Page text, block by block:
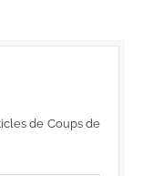
de Coups de